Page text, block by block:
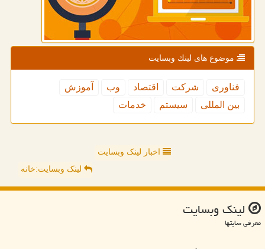
موضوع های لینك وبسایت
فناوری شركت اقتصاد وب
آموزش
بین المللی
سیستم خدمات
اخبار لینک وبسایت
لینک وبسایت:خانه
لینك وبسایت
معرفی سایتها